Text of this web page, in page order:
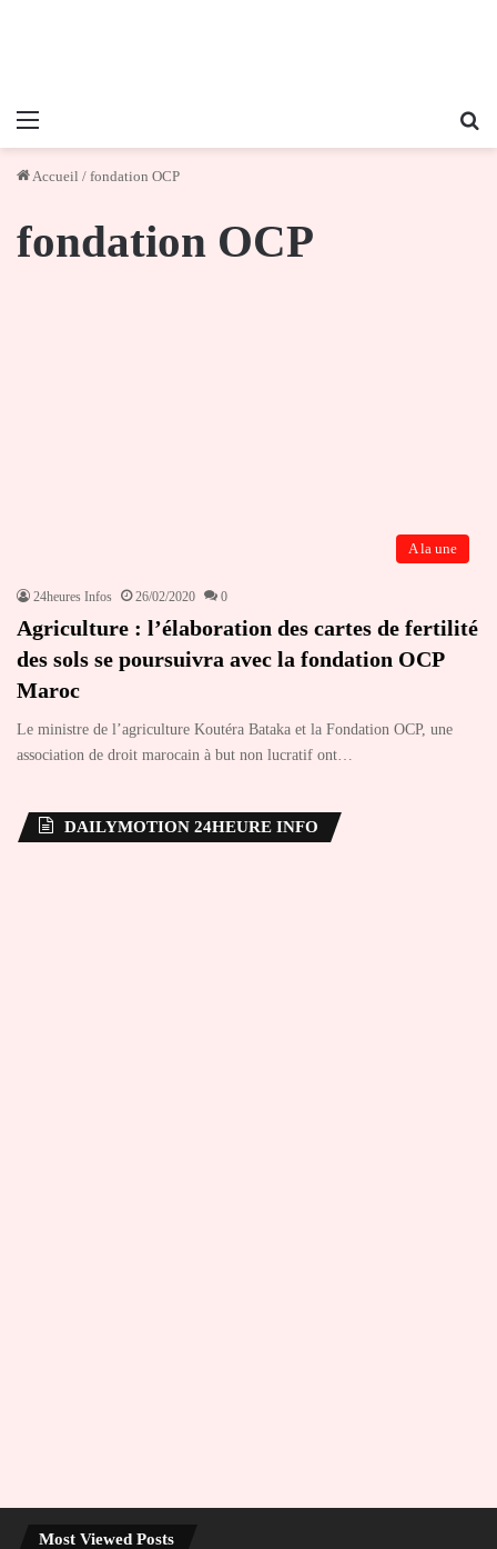
Menu
Accueil / fondation OCP
fondation OCP
A la une
24heures Infos 26/02/2020 0
Agriculture : l’élaboration des cartes de fertilité
des sols se poursuivra avec la fondation OCP
Maroc
Le ministre de l’agriculture Koutéra Bataka et la Fondation OCP, une
association de droit marocain à but non lucratif ont…
DAILYMOTION 24HEURE INFO
Most Viewed Posts